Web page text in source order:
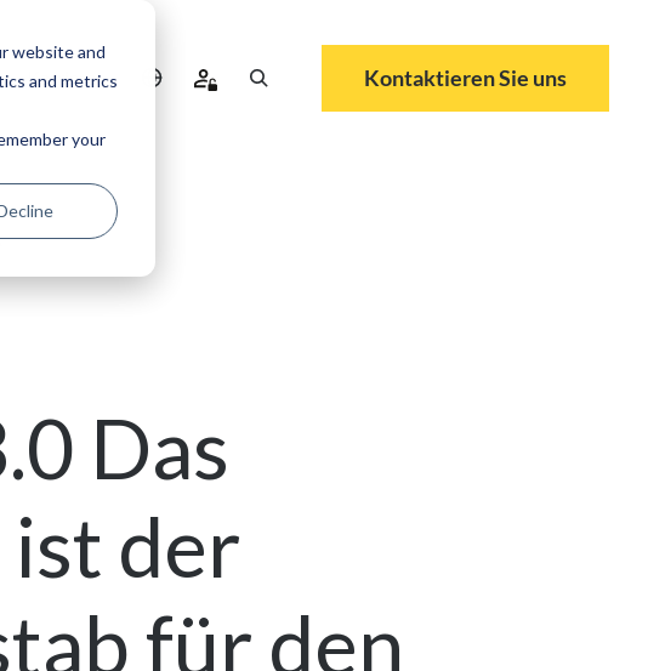
website and
and metrics
your
Karriere Kontaktieren Sie uns
Das
der
für den